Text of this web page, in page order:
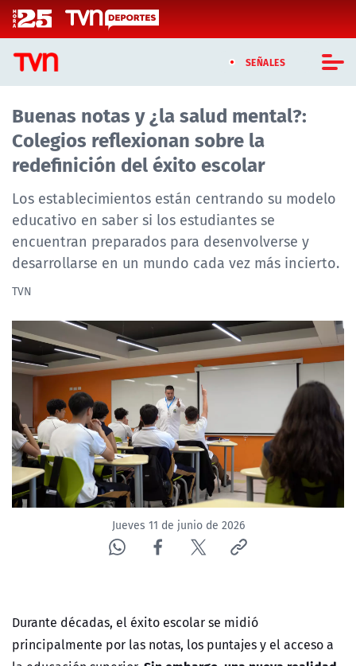
Click acá para ir directamente al contenido
SEÑALES
CASTING MASTERCHEF CHILE
CASTING TVN VERTICAL
TVN VERTICAL
TVN PLAY
PROGRAMAS
NTV
ACTUALIDAD Y TENDENCIAS
CORPORATIVO Y TRANSPARENCIA
CANAL DE DENUNCIAS
ÁREA DE PROYECTOS
Buenas notas y ¿la salud mental?:
Colegios reflexionan sobre la
redefinición del éxito escolar
Los establecimientos están centrando su modelo
educativo en saber si los estudiantes se
encuentran preparados para desenvolverse y
desarrollarse en un mundo cada vez más incierto.
TVN
Jueves 11 de junio de 2026
Durante décadas, el éxito escolar se midió
principalmente por las notas, los puntajes y el acceso a